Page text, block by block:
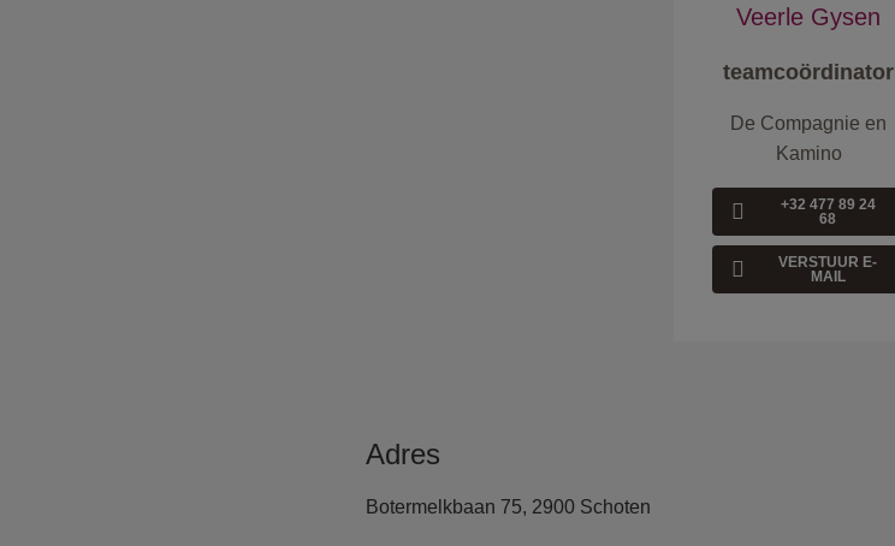
Veerle Gysen
teamcoördinator
De Compagnie en
Kamino
+32 477 89 24
68
VERSTUUR E-
MAIL
Adres
Botermelkbaan 75, 2900 Schoten